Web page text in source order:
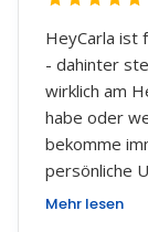
HeyCarla ist
- dahinter
wirklich am
habe oder
bekomme
persönliche
war das
Mehr lesen